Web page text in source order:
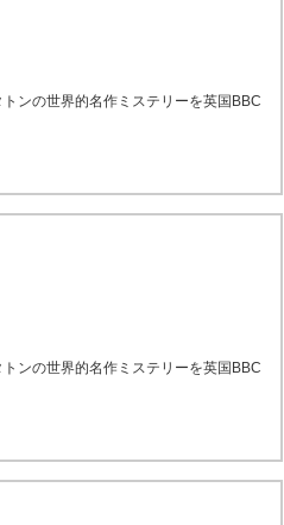
ンの世界的名作ミステリーを英国BBC
ンの世界的名作ミステリーを英国BBC